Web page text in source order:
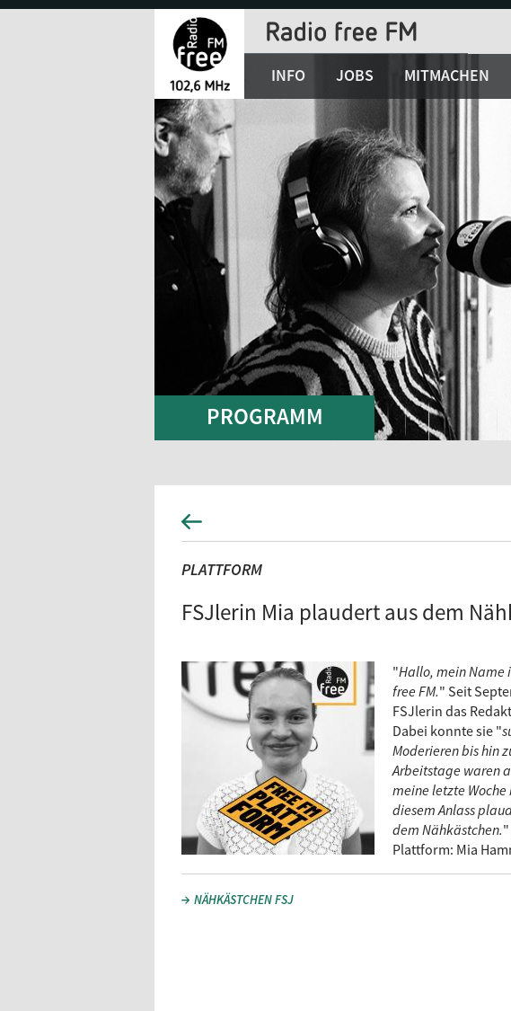
Jump
INFO JOBS MITMACHEN
PROGRAMM
PLATTFORM
FSJlerin Mia plaudert aus dem
"Hallo, mein Name
free FM." Seit
FSJlerin das
Dabei konnte sie "
Moderieren bis hin
Arbeitstage waren
meine letzte
diesem Anlass
dem Nähkästchen.
Plattform: Mia
NÄHKÄSTCHEN FSJ